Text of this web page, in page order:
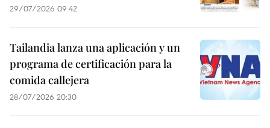
29/07/2026 09:42
Tailandia lanza una aplicación y un
programa de certificación para la
comida callejera
28/07/2026 20:30